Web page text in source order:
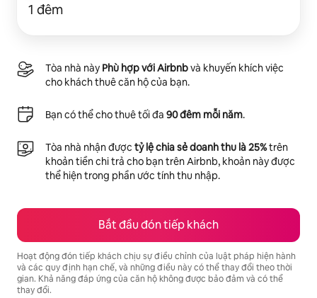
1 đêm
Tòa nhà này Phù hợp với Airbnbvà khuyến khích việc
cho khách thuê căn hộ của bạn.
Bạn có thể cho thuê tối đa 90 đêm mỗi năm.
Tòa nhà nhận được tỷ lệ chia sẻ doanh thu là 25%trên
khoản tiền chi trả cho bạn trên Airbnb, khoản này được
thể hiện trong phần ước tính thu nhập.
Bắt đầu đón tiếp khách
Hoạt động đón tiếp khách chịu sự điều chỉnh của luật pháp hiện hành
và các quy định hạn chế, và những điều này có thể thay đổi theo thời
gian. Khả năng đáp ứng của căn hộ không được bảo đảm và có thể
thay đổi.